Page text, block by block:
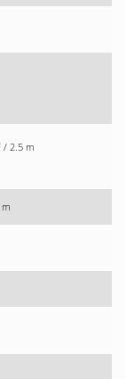
/ 2.5 m